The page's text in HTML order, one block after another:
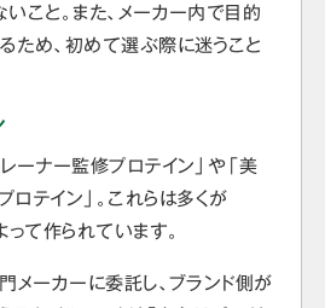
こと。また、メーカー内で目的
ため、初めて選ぶ際に迷うこと
ーナー監修プロテイン」や「美
テイン」。これらは多くが
て作られています。
メーカーに委託し、ブランド側が